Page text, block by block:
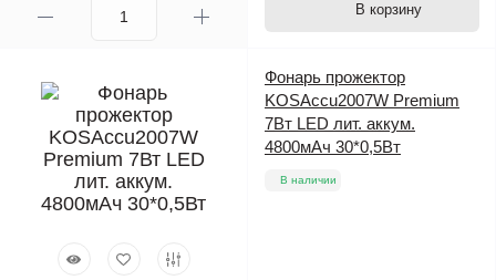
В корзину
Фонарь прожектор
KOSAccu2007W Premium
7Вт LED лит. аккум.
4800мАч 30*0,5Вт
В наличии